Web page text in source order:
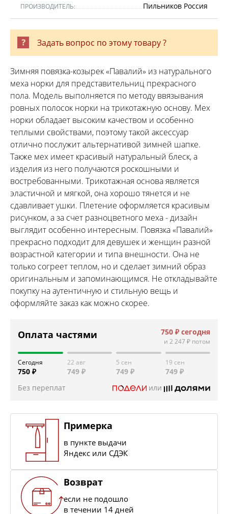
ПРОИЗВОДИТЕЛЬ: Пильников Россия
Задать вопрос по этому товару ?
Зимняя повязка-козырек «Павалий» из натурального
меха норки для представительниц прекрасного
пола. Модель выполняется по методу ввязывания
ровных полосок норки на трикотажную основу. Мех
норки обладает высоким качеством и особенно
теплыми свойствами, поэтому такой аксессуар
отлично послужит альтернативой зимней шапке.
Также мех имеет красивый натуральный блеск, а
изделия из него получаются роскошными и
востребованными. Трикотажная основа является
эластичной и мягкой, она хорошо тянется и не
сдавливает ушки. Плетение оформляется красивым
рисунком, а за счет разноцветного меха - дизайн
выглядит особенно интересным. Повязка «Павалий»
прекрасно подходит для девушек и женщин разной
возрастной категории и типа внешности. Она не
только согреет теплом, но и сделает зимний образ
оригинальным и запоминающимся. Не откладывайте
покупку на аутентичную и стильную вещь и
оформляйте заказ как можно скорее.
Оплата частями 750 ₽ сегодня
и 2 247 ₽ потом
Сегодня
750 ₽
22 авг
749 ₽
5 сен
749 ₽
19 сен
749 ₽
Без переплат
или
Примерка
в пункте выдачи
Яндекс или СДЭК
Возврат
если не подошло
в течении 14 дней